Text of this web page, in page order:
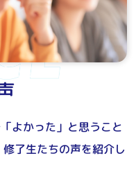
よかった」と思うこと
了生たちの声を紹介し